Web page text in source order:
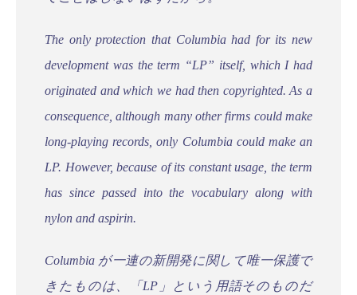
The only protection that Columbia had for its new
development was the term “LP” itself, which I had
originated and which we had then copyrighted. As a
consequence, although many other firms could make
long-playing records, only Columbia could make an
LP. However, because of its constant usage, the term
has since passed into the vocabulary along with
nylon and aspirin.
Columbia が一連の新開発に関して唯一保護で
きたものは、「LP」という用語そのものだ